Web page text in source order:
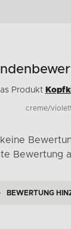
Produkt
creme/
Bewertung
BEWERTUNG